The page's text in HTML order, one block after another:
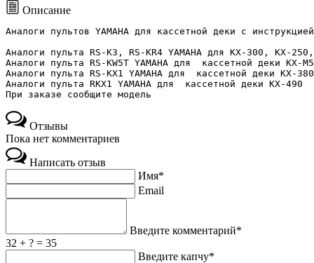
Описание
Аналоги пультов YAMAHA для кассетной деки с
Аналоги пульта RS-K3, RS-KR4 YAMAHA для KX-300, KX-
Аналоги пульта RS-KW5T YAMAHA для  кассетной деки
Аналоги пульта RS-KX1 YAMAHA для  кассетной деки KX-
Аналоги пульта RKX1 YAMAHA для  кассетной деки KX-490
При заказе сообщите модель
Отзывы
Пока нет комментариев
Написать отзыв
Имя*
Email
Введите комментарий*
32 + ? = 35
Введите капчу*